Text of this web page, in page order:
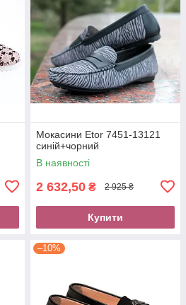
Мокасини Etor 7451-13121
синій+чорний
В наявності
2 632,50 ₴ 2 925 ₴
Купити
–10%